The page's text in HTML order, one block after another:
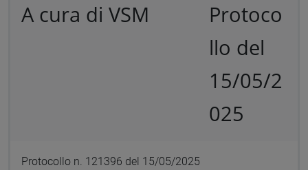
A cura di VSM
Protoco
llo del
15/05/2
025
Protocollo n. 121396 del 15/05/2025